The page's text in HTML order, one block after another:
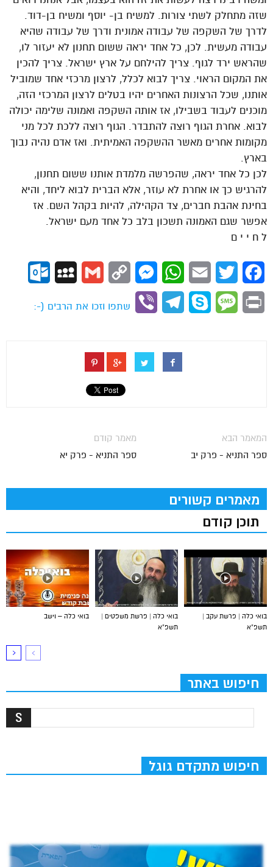
שזה מתחלק לשתי צורות. למשיח בן- יוסף ומשיח בן-דוד.
לדרך של השקפה של עבודה אמונית ודרך של עבודה שהיא
עבודה מעשית. לכן, כל אחד יראה ששום תחנון לא יעזור לו,
שהראש ירד לגוף. צריך להילחם על ארץ ישראל. צריך להכין
את המקום הראוי. צריך לבוא לכלל, לרצון מרכזי אחד שמוביל
אותנו, שכל הרצונות האחרים יהיו בטלים לרצון המרכזי הזה,
מוכנים לעבוד בשבילו, אז אותה השקפה ואמונה שלימה יכולה
לבוא. אחרת הגוף רוצה להתבדר. הגוף רוצה ללכת לכל מני
מקומות אחרים מאשר ההשקפה האמיתית. ואז אדם נהיה נבוך
בארץ.
לכן כל אחד יראה, שהפרשה מלמדת אותנו ששום תחנון,
להרגיש כך או אחרת לא עוזר, אלא הברית לבוא ליחד, והיא
בחינת אהבת חברים, צד הקהילה, להיות בקהל השם. אז
אפשר שגם האמונה תשכון בלב כל אחד מעם ישראל.
ל ח י י ם
Facebook
Twitter
Email
WhatsApp
Messenger
Copy
Gmail
MySpace
Print
Message
Skype
Telegram
Viber
שתפו וזכו את הרבים (-:
מאמר קודם
ספר התניא - פרק יא
המאמר הבא
ספר התניא - פרק יב
מאמרים קשורים
תוכן קודם
בואי כלה – וישב
בואי כלה | פרשת משפטים |
תשפ”א
בואי כלה | פרשת עקב |
תשפ”א
חיפוש באתר
חיפוש מתקדם גוגל